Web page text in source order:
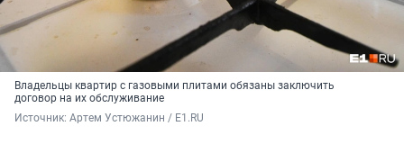
Владельцы квартир с газовыми плитами обязаны заключить
договор на их обслуживание
Источник: Артем Устюжанин / E1.RU